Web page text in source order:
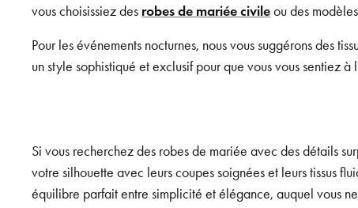
vous choisissiez des robes de mariée civileou des
Pour les événements nocturnes, nous vous suggérons des
un style sophistiqué et exclusif pour que vous vous sentiez
Si vous recherchez des robes de mariée avec des détails
votre silhouette avec leurs coupes soignées et leurs tissus
équilibre parfait entre simplicité et élégance, auquel vous